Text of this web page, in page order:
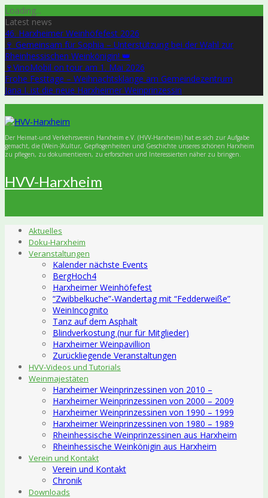
Skip
to
content
Loading...
Latest news
46. Harxheimer Weinhöfefest 2026
🍷 Gemeinsam für Sophia – Unterstützung bei der Wahl zur
Rheinhessischen Weinkönigin! 👑
🍷VinoMobil on tour am 1. Mai 2026
Frohe Festtage – Weihnachtsklänge am Gemeindezentrum
Jana I. ist die neue Harxheimer Weinprinzessin
Der Heimat-und Verkehrsverein Harxheim e.V. (HVV-Harxheim) hat es sich zur Aufgabe
gemacht, die (Wein-)Kultur, Gepflogenheiten und Geschichte unseres schönen Harxheim
zu pflegen, zu dokumentieren, zu erforschen und Interessierten näher zu bringen.
HVV-Harxheim
Aktuelles
Doku-Harxheim
Veranstaltungen
Kalender nächste Events
BergHoch4
Harxheimer Weinhöfefest
“Zwibbelkuche”-Wandertag mit “Fedderweiße”
WeinIncognito
Tanz auf dem Asphalt
Blindverkostung (nur für Mitglieder)
Harxheimer Weinpavillion
Zurückliegende Veranstaltungen
HVV-Videos und Tutorials
Weinmajestäten
Harxheimer Weinprinzessinen von 2010 –
Harxheimer Weinprinzessinen von 2000 – 2009
Harxheimer Weinprinzessinen von 1990 – 1999
Harxheimer Weinprinzessinen von 1980 – 1989
Rheinhessische Weinprinzessinen aus Harxheim
Rheinhessische Weinkönigin aus Harxheim
Verein und Kontakt
Verein und Kontakt
Chronik
Downloads